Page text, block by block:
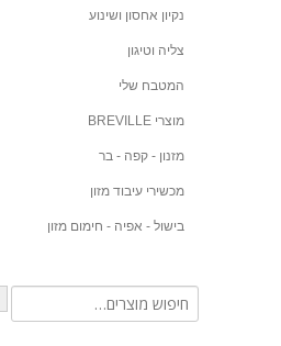
נקיון אחסון ושינוע
צליה וטיגון
המטבח שלי
מוצרי BREVILLE
מזנון - קפה - בר
מכשירי עיבוד מזון
בישול - אפיה - חימום מזון